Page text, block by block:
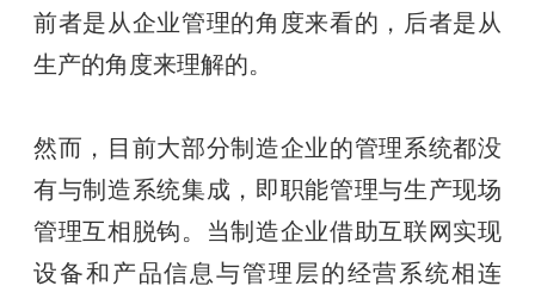
前者是从企业管理的角度来看的，后者是从
生产的角度来理解的。
然而，目前大部分制造企业的管理系统都没
有与制造系统集成，即职能管理与生产现场
管理互相脱钩。当制造企业借助互联网实现
设备和产品信息与管理层的经营系统相连